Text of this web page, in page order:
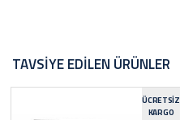
TAVSIYE EDILEN ÜRÜNLER
ÜCRETSIZ
KARGO